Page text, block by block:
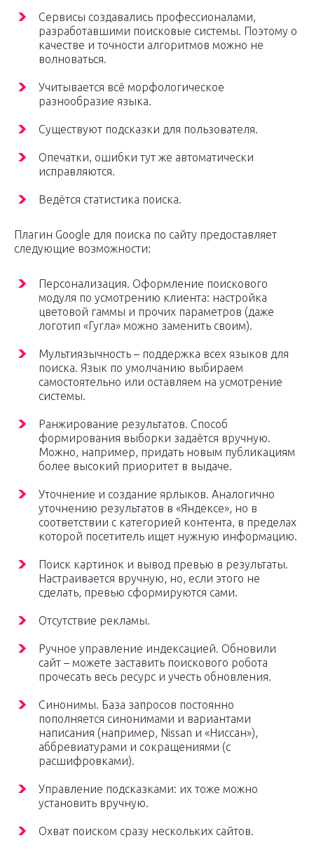
Сервисы создавались профессионалами,
разработавшими поисковые системы. Поэтому о
качестве и точности алгоритмов можно не
волноваться.
Учитывается всё морфологическое
разнообразие языка.
Существуют подсказки для пользователя.
Опечатки, ошибки тут же автоматически
исправляются.
Ведётся статистика поиска.
Плагин Google для поиска по сайту предоставляет
следующие возможности:
Персонализация. Оформление поискового
модуля по усмотрению клиента: настройка
цветовой гаммы и прочих параметров (даже
логотип «Гугла» можно заменить своим).
Мультиязычность – поддержка всех языков для
поиска. Язык по умолчанию выбираем
самостоятельно или оставляем на усмотрение
системы.
Ранжирование результатов. Способ
формирования выборки задаётся вручную.
Можно, например, придать новым публикациям
более высокий приоритет в выдаче.
Уточнение и создание ярлыков. Аналогично
уточнению результатов в «Яндексе», но в
соответствии с категорией контента, в пределах
которой посетитель ищет нужную информацию.
Поиск картинок и вывод превью в результаты.
Настраивается вручную, но, если этого не
сделать, превью сформируются сами.
Отсутствие рекламы.
Ручное управление индексацией. Обновили
сайт – можете заставить поискового робота
прочесать весь ресурс и учесть обновления.
Синонимы. База запросов постоянно
пополняется синонимами и вариантами
написания (например, Nissan и «Ниссан»),
аббревиатурами и сокращениями (с
расшифровками).
Управление подсказками: их тоже можно
установить вручную.
Охват поиском сразу нескольких сайтов.